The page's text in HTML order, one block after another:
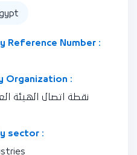
Reference Number :
Organization :
نقطة اتصال الهيئة
sector :